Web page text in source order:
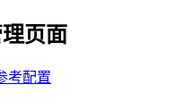
页面
考配置